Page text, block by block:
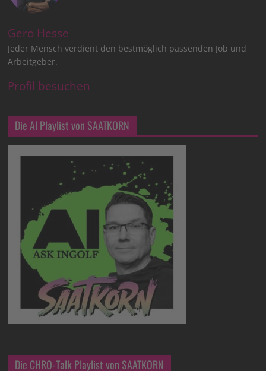
Gero Hesse
Jeder Mensch verdient den bestmöglich passenden Job und
Arbeitgeber.
Profil besuchen
Die AI Playlist von SAATKORN
Die CHRO-Talk Playlist von SAATKORN